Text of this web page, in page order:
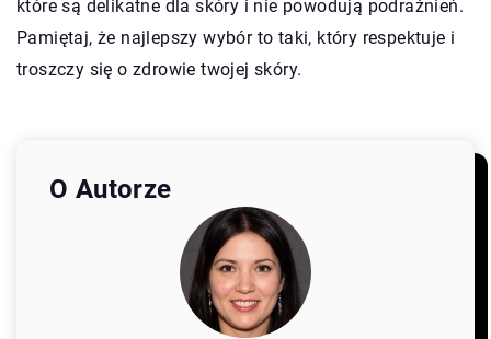
które są delikatne dla skóry i nie powodują podrażnień.
Pamiętaj, że najlepszy wybór to taki, który respektuje i
troszczy się o zdrowie twojej skóry.
O Autorze